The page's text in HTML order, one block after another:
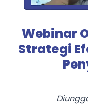
Webinar
Strategi